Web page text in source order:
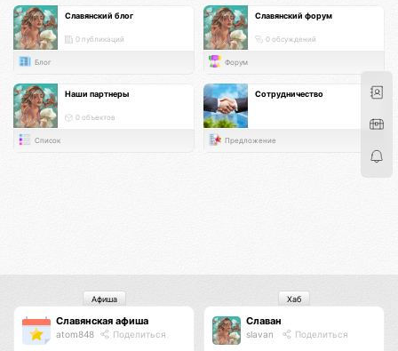
Славянский блог
0 публикаций
Блог
Славянский форум
0 обсуждений
Форум
Наши партнеры
0 объектов
Список
Сотрудничество
Предложение
Славянская афиша
atom848 Поделиться
Афиша
Славан
slavan Поделиться
Хаб